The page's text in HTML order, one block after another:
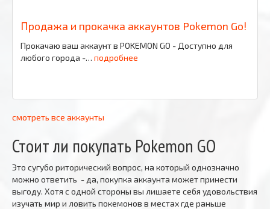
Продажа и прокачка аккаунтов Pokemon Go!
Прокачаю ваш аккаунт в POKEMON GO - Доступно для
любого города -… подробнее
смотреть все аккаунты
Стоит ли покупать Pokemon GO
Это сугубо риторический вопрос, на который однозначно
можно ответить - да, покупка аккаунта может принести
выгоду. Хотя с одной стороны вы лишаете себя удовольствия
изучать мир и ловить покемонов в местах где раньше